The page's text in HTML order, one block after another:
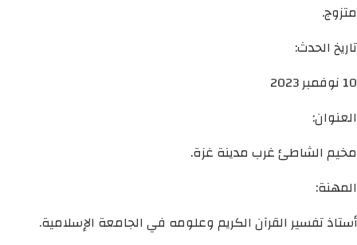
متزوج.
تاريخ الحدث:
10 نوفمبر 2023
العنوان:
مخيم الشاطئ غرب مدينة غزة.
المهنة:
أستاذ تفسير القرآن الكريم وعلومه في الجامعة الإسلامية.